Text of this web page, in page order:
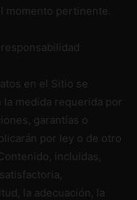
momento pertinente.
en el Sitio se
la medida requerida por
garantías o
por ley o de otro
incluidas,
la adecuación, la